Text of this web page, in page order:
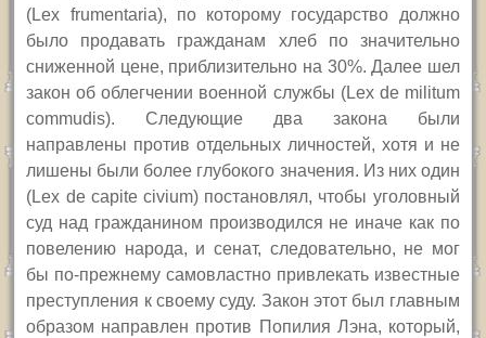
(Lex frumentaria), по которому государство должно
было продавать гражданам хлеб по значительно
сниженной цене, приблизительно на 30%. Далее шел
закон об облегчении военной службы (Lex de militum
commudis). Следующие два закона были
направлены против отдельных личностей, хотя и не
лишены были более глубокого значения. Из них один
(Lex de capite civium) постановлял, чтобы уголовный
суд над гражданином производился не иначе как по
повелению народа, и сенат, следовательно, не мог
бы по-прежнему самовластно привлекать известные
преступления к своему суду. Закон этот был главным
образом направлен против Попилия Лэна, который,